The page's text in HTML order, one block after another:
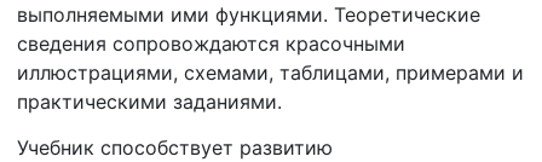
выполняемыми ими функциями. Теоретические
сведения сопровождаются красочными
иллюстрациями, схемами, таблицами, примерами и
практическими заданиями.
Учебник способствует развитию